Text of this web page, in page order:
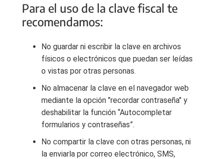
Para el uso de la clave fiscal te
recomendamos:
No guardar ni escribir la clave en archivos
físicos o electrónicos que puedan ser leídas
o vistas por otras personas.
No almacenar la clave en el navegador web
mediante la opción "recordar contraseña" y
deshabilitar la función “Autocompletar
formularios y contraseñas”.
No compartir la clave con otras personas, ni
la enviarla por correo electrónico, SMS,